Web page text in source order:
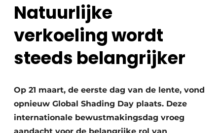
Natuurlijke
verkoeling wordt
steeds belangrijker
Op 21 maart, de eerste dag van de lente, vond
opnieuw Global Shading Day plaats. Deze
internationale bewustmakingsdag vroeg